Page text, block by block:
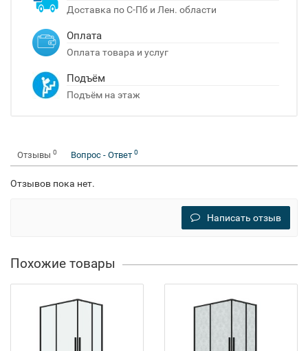
Доставка по С-Пб и Лен. области
Оплата
Оплата товара и услуг
Подъём
Подъём на этаж
Отзывы 0 Вопрос - Ответ 0
Отзывов пока нет.
Написать отзыв
Похожие товары